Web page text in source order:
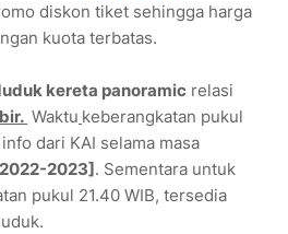
diskon tiket sehingga harga
kuota terbatas.
kereta panoramic relasi
Waktu keberangkatan pukul
dari KAI selama masa
2023] . Sementara untuk
pukul 21.40 WIB, tersedia